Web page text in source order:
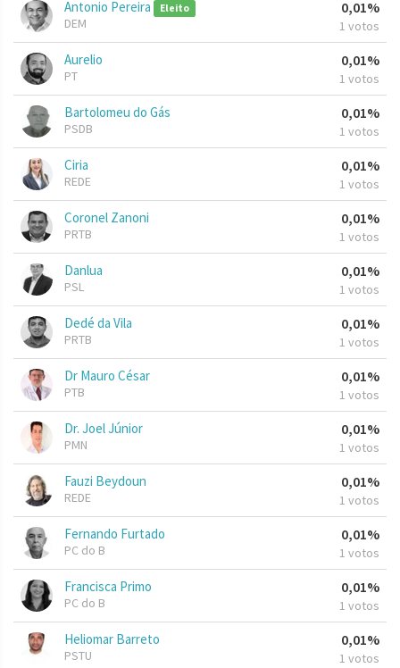
Antonio Pereira Eleito
DEM
0,01%
1 votos
Aurelio
PT
0,01%
1 votos
Bartolomeu do Gás
PSDB
0,01%
1 votos
Ciria
REDE
0,01%
1 votos
Coronel Zanoni
PRTB
0,01%
1 votos
Danlua
PSL
0,01%
1 votos
Dedé da Vila
PRTB
0,01%
1 votos
Dr Mauro César
PTB
0,01%
1 votos
Dr. Joel Júnior
PMN
0,01%
1 votos
Fauzi Beydoun
REDE
0,01%
1 votos
Fernando Furtado
PC do B
0,01%
1 votos
Francisca Primo
PC do B
0,01%
1 votos
Heliomar Barreto
PSTU
0,01%
1 votos